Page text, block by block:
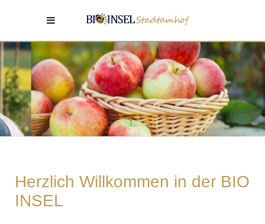
Äpfel aus der Region
von Vilser Bio-Obstbau aus Alteglofsheim
... knackig und frisch
Herzlich Willkommen in der BIO
INSEL